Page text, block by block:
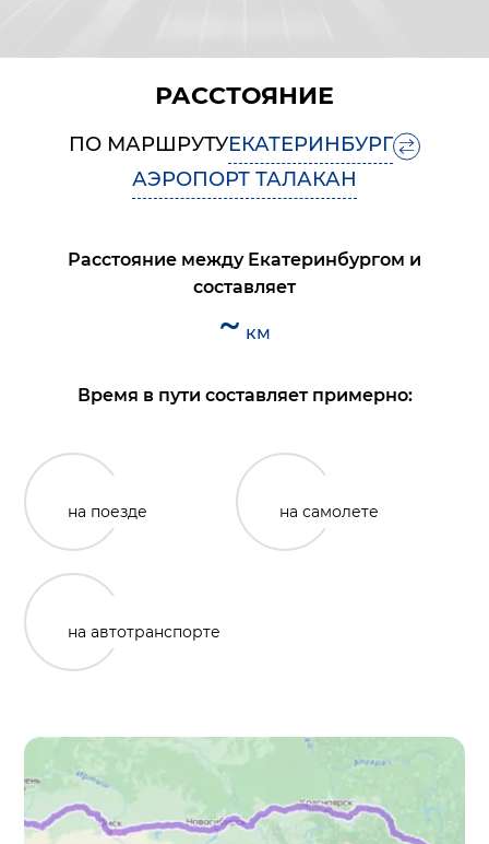
РАССТОЯНИЕ
ПО МАРШРУТУЕКАТЕРИНБУРГ
АЭРОПОРТ ТАЛАКАН
Расстояние между Екатеринбургом и
составляет
~ км
Время в пути составляет примерно:
на поезде на самолете
на автотранспорте